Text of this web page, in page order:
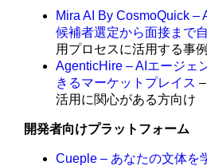
Mira AI By CosmoQuick –
候補者選定から面接まで
用プロセスに活用する事例
AgenticHire – AIエージェ
きるマーケットプレイス
活用に関心がある方向け
開発者向けプラットフォーム
Cueple – あなたの文体を